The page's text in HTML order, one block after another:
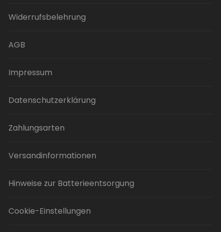
Widerrufsbelehrung
AGB
Impressum
Datenschutzerklärung
Zahlungsarten
Versandinformationen
Hinweise zur Batterieentsorgung
Cookie-Einstellungen